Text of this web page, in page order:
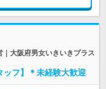
大阪府男女いきいきプラス
ッフ】＊未経験大歓迎